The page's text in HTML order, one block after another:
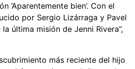
‘Aparentemente bien’. Con el
por Sergio Lizárraga y Pavel
última misión de Jenni Rivera”,
más reciente del hijo